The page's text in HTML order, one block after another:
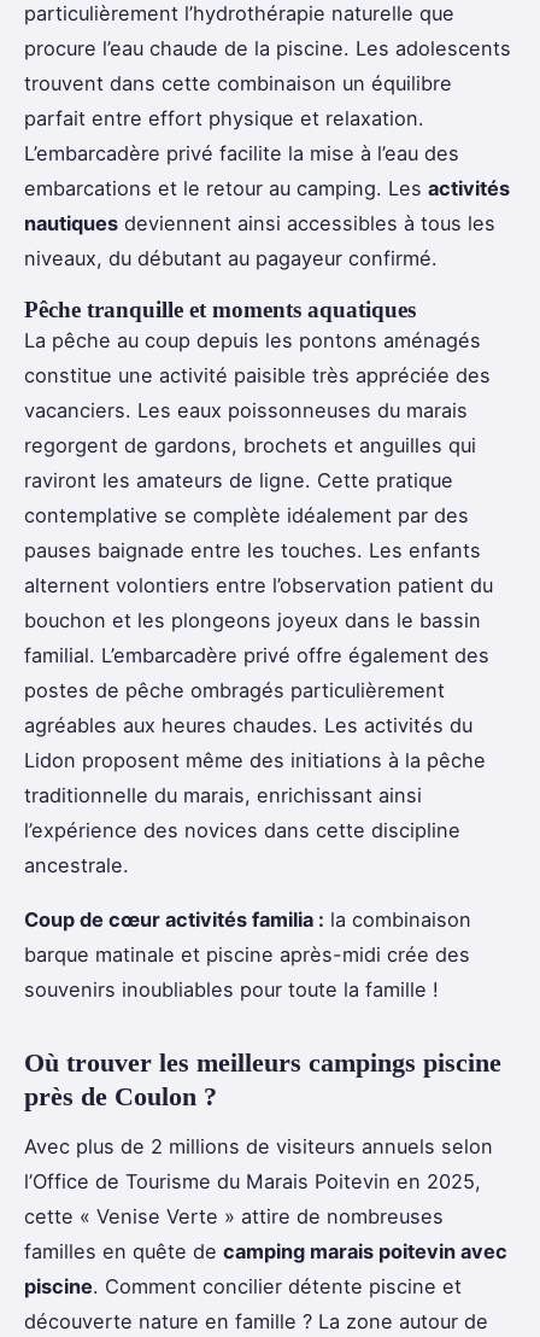
particulièrement l’hydrothérapie naturelle que
procure l’eau chaude de la piscine. Les adolescents
trouvent dans cette combinaison un équilibre
parfait entre effort physique et relaxation.
L’embarcadère privé facilite la mise à l’eau des
embarcations et le retour au camping. Les activités
nautiques deviennent ainsi accessibles à tous les
niveaux, du débutant au pagayeur confirmé.
Pêche tranquille et moments aquatiques
La pêche au coup depuis les pontons aménagés
constitue une activité paisible très appréciée des
vacanciers. Les eaux poissonneuses du marais
regorgent de gardons, brochets et anguilles qui
raviront les amateurs de ligne. Cette pratique
contemplative se complète idéalement par des
pauses baignade entre les touches. Les enfants
alternent volontiers entre l’observation patient du
bouchon et les plongeons joyeux dans le bassin
familial. L’embarcadère privé offre également des
postes de pêche ombragés particulièrement
agréables aux heures chaudes. Les activités du
Lidon proposent même des initiations à la pêche
traditionnelle du marais, enrichissant ainsi
l’expérience des novices dans cette discipline
ancestrale.
Coup de cœur activités familia : la combinaison
barque matinale et piscine après-midi crée des
souvenirs inoubliables pour toute la famille !
Où trouver les meilleurs campings piscine
près de Coulon ?
Avec plus de 2 millions de visiteurs annuels selon
l’Office de Tourisme du Marais Poitevin en 2025,
cette « Venise Verte » attire de nombreuses
familles en quête de camping marais poitevin avec
piscine. Comment concilier détente piscine et
découverte nature en famille ? La zone autour de